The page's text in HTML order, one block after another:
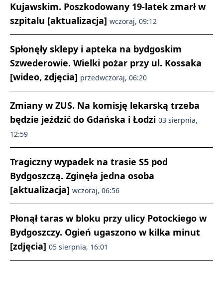
Kujawskim. Poszkodowany 19-latek zmarł w
szpitalu [aktualizacja] wczoraj, 09:12
Spłonęły sklepy i apteka na bydgoskim
Szwederowie. Wielki pożar przy ul. Kossaka
[wideo, zdjęcia] przedwczoraj, 06:20
Zmiany w ZUS. Na komisję lekarską trzeba
będzie jeździć do Gdańska i Łodzi 03 sierpnia,
12:59
Tragiczny wypadek na trasie S5 pod
Bydgoszczą. Zginęła jedna osoba
[aktualizacja] wczoraj, 06:56
Płonął taras w bloku przy ulicy Potockiego w
Bydgoszczy. Ogień ugaszono w kilka minut
[zdjęcia] 05 sierpnia, 16:01